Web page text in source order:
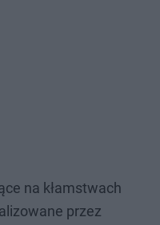
na kłamstwach
przez